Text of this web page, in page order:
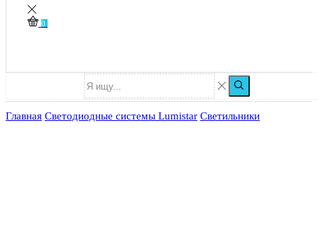
0
Главная Светодиодные системы Lumistar Светильники